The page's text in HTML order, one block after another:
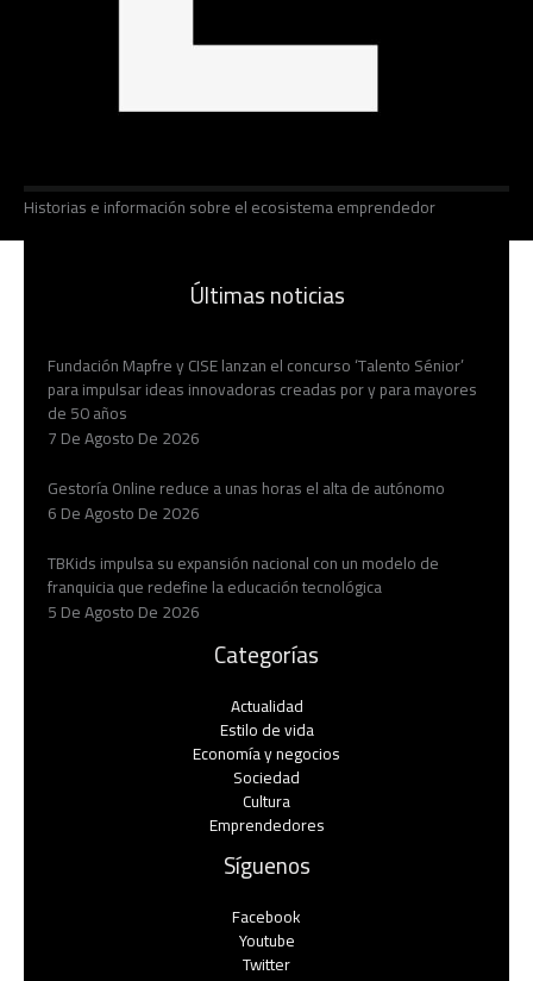
Historias e información sobre el ecosistema emprendedor
Últimas noticias
Fundación Mapfre y CISE lanzan el concurso ‘Talento Sénior’
para impulsar ideas innovadoras creadas por y para mayores
de 50 años
7 De Agosto De 2026
Gestoría Online reduce a unas horas el alta de autónomo
6 De Agosto De 2026
TBKids impulsa su expansión nacional con un modelo de
franquicia que redefine la educación tecnológica
5 De Agosto De 2026
Categorías
Actualidad
Estilo de vida
Economía y negocios​
Sociedad
Cultura
Emprendedores
Síguenos
Facebook
Youtube
Twitter